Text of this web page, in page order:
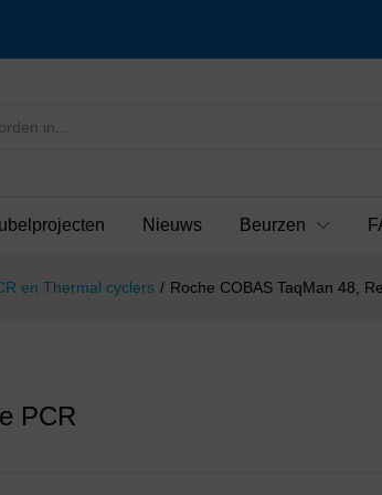
Nieuws Beurzen
en Thermal cyclers / Roche COBAS TaqMan 48,
PCR